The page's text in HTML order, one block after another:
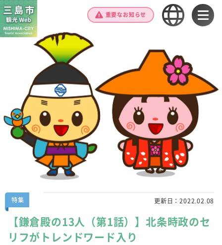
重要なお知らせ
特集 更新日：2022.02.08
【鎌倉殿の13人（第1話）】北条時政のセ
リフがトレンドワード入り